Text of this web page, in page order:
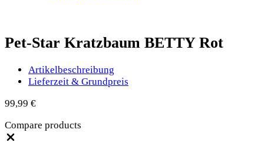
Pet-Star Kratzbaum BETTY Rot
Artikelbeschreibung
Lieferzeit & Grundpreis
99,99 €
Compare products